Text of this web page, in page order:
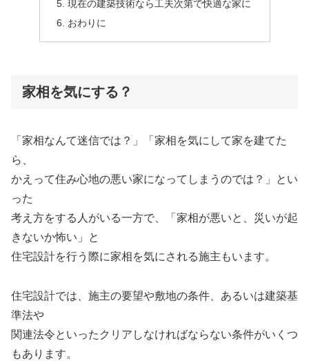
現在の建築技術なら工夫次第で快適な家に
おわりに
家相を気にする？
「家相なんて迷信では？」「家相を気にして家を建てた
ら、
かえって住み心地の悪い家になってしまうのでは？」とい
った
考え方をする人がいる一方で、「家相が悪いと、災いが起
きないか怖い」と
住宅設計を行う際に家相を気にされる施主もいます。
住宅設計では、施主の要望や敷地の条件、あるいは建築基
準法や
関連法令といったクリアしなければならない条件がいくつ
もあります。